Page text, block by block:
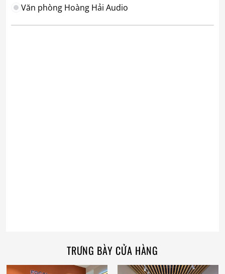
Văn phòng Hoàng Hải Audio
TRƯNG BÀY CỬA HÀNG